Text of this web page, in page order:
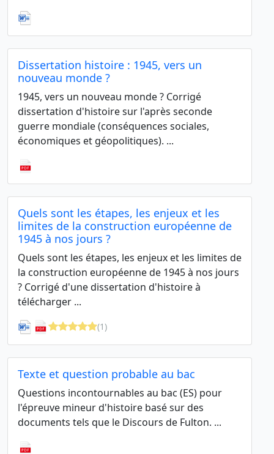
Dissertation histoire : 1945, vers un
nouveau monde ?
1945, vers un nouveau monde ? Corrigé
dissertation d'histoire sur l'après seconde
guerre mondiale (conséquences sociales,
économiques et géopolitiques). ...
Quels sont les étapes, les enjeux et les
limites de la construction européenne de
1945 à nos jours ?
Quels sont les étapes, les enjeux et les limites de
la construction européenne de 1945 à nos jours
? Corrigé d'une dissertation d'histoire à
télécharger ...
(1)
Texte et question probable au bac
Questions incontournables au bac (ES) pour
l'épreuve mineur d'histoire basé sur des
documents tels que le Discours de Fulton. ...